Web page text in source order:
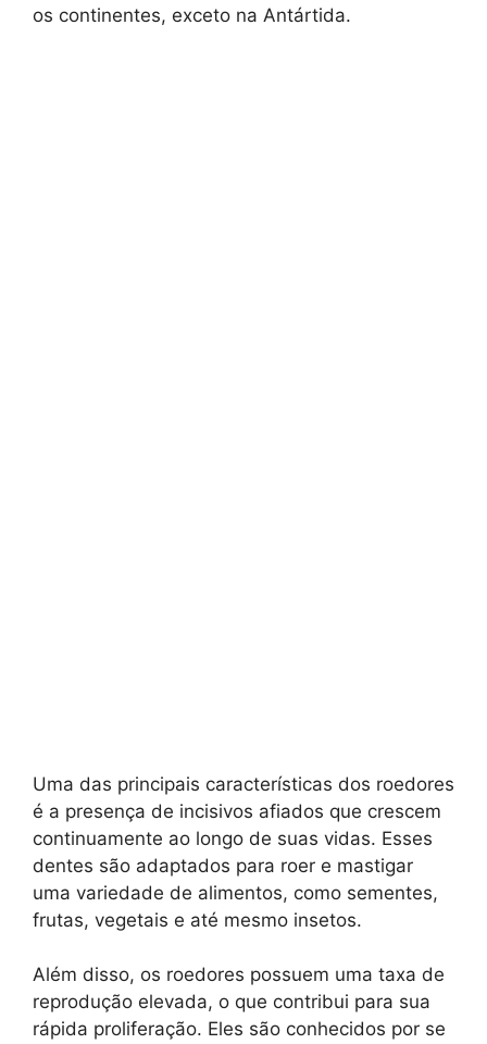
os continentes, exceto na Antártida.
Uma das principais características dos roedores
é a presença de incisivos afiados que crescem
continuamente ao longo de suas vidas. Esses
dentes são adaptados para roer e mastigar
uma variedade de alimentos, como sementes,
frutas, vegetais e até mesmo insetos.
Além disso, os roedores possuem uma taxa de
reprodução elevada, o que contribui para sua
rápida proliferação. Eles são conhecidos por se